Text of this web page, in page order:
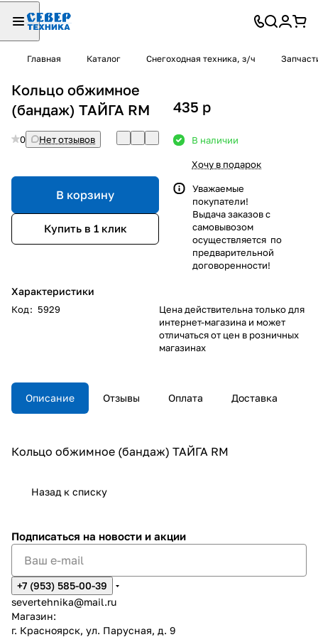
Главная Каталог Снегоходная техника, з/ч
Кольцо обжимное
(бандаж) ТАЙГА RM
0 Нет отзывов
В корзину
Купить в 1 клик
Характеристики
Код: 5929
435 p
В наличии
Хочу в подарок
Уважаемые
покупатели!
Выдача заказов с
самовывозом
осуществляется по
предварительной
договоренности!
Цена действительна только для
интернет-магазина и может
отличаться от цен в розничных
магазинах
Описание Отзывы Оплата Доставка
Кольцо обжимное (бандаж) ТАЙГА RM
Назад к списку
Подписаться на новости и акции
+7 (953) 585-00-39
severtehnika@mail.ru
Магазин:
г. Красноярск, ул. Парусная, д. 9